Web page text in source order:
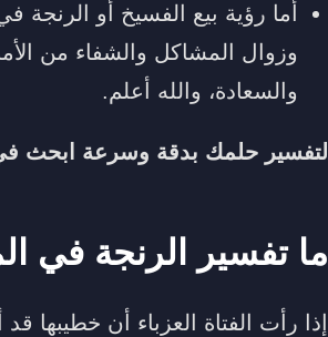
أما رؤية بيع الفسيخ أو
وزوال المشاكل والشفاء من
والسعادة، والله أعلم.
لتفسير حلمك بدقة وسرعة ابحث
ما تفسير الرنجة في
إذا رأت الفتاة العزباء أن خطيبها